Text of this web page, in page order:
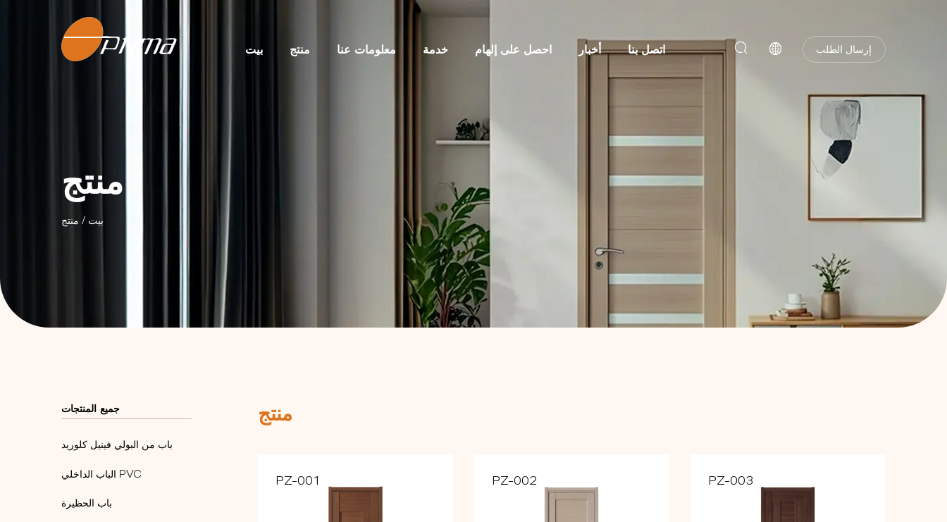
بيت منتج معلومات عنا خدمة احصل على إلهام أخبار اتصل بنا إرسال الطلب
منتج
بيت / منتج
جميع المنتجات
باب من البولي فينيل كلوريد
الباب الداخلي PVC
باب الحظيرة
منتج
PZ-001 PZ-002 PZ-003